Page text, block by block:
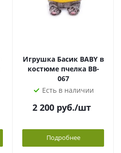
Игрушка Басик BABY в
костюме пчелка BB-
067
Есть в наличии
2 200руб./шт
Подробнее